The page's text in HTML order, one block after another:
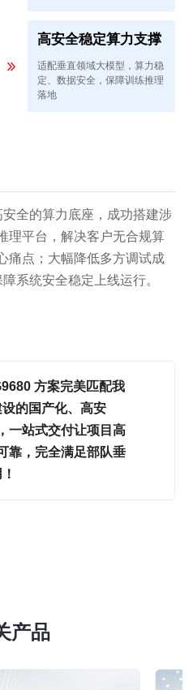
高安全稳定算力支撑
适配垂直领域大模型，算力稳
定、数据安全，保障训练推理
落地
全的算力底座，成功搭建涉
理平台，解决客户无合规算
痛点；大幅降低多方调试成
系统安全稳定上线运行。
方案完美匹配我
的国产化、高安
一站式交付让项目高
靠，完全满足部队垂
产品